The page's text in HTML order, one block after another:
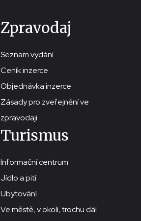
Zpravodaj
Seznam vydání
Ceník inzerce
Objednávka inzerce
Zásady pro zveřejnění ve
zpravodaji
Turismus
Informační centrum
Jídlo a pití
Ubytování
Ve městě, v okolí, trochu dál